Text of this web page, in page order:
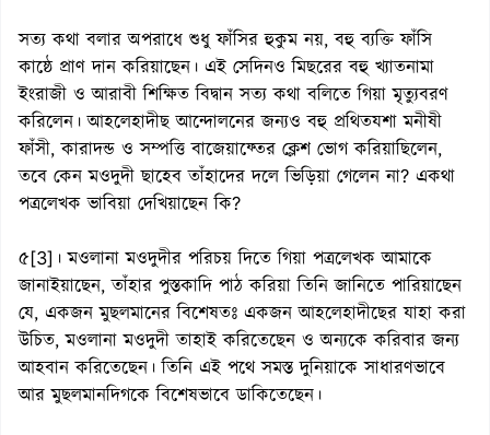
সত্য কথা বলার অপরাধে শুধু ফাঁসির হুকুম নয়, বহু ব্যক্তি ফাঁসি
কাষ্ঠে প্রাণ দান করিয়াছেন। এই সেদিনও মিছরের বহু খ্যাতনামা
ইংরাজী ও আরাবী শিক্ষিত বিদ্বান সত্য কথা বলিতে গিয়া মৃত্যুবরণ
করিলেন। আহলেহাদীছ আন্দোলনের জন্যও বহু প্রথিতযশা মনীষী
ফাঁসী, কারাদন্ড ও সম্পত্তি বাজেয়াফ্তের ক্লেশ ভোগ করিয়াছিলেন,
তবে কেন মওদুদী ছাহেব তাঁহাদের দলে ভিড়িয়া গেলেন না? একথা
পত্রলেখক ভাবিয়া দেখিয়াছেন কি?
৫[3]। মওলানা মওদুদীর পরিচয় দিতে গিয়া পত্রলেখক আমাকে
জানাইয়াছেন, তাঁহার পুস্তকাদি পাঠ করিয়া তিনি জানিতে পারিয়াছেন
যে, একজন মুছলমানের বিশেষতঃ একজন আহলেহাদীছের যাহা করা
উচিত, মওলানা মওদুদী তাহাই করিতেছেন ও অন্যকে করিবার জন্য
আহবান করিতেছেন। তিনি এই পথে সমস্ত দুনিয়াকে সাধারণভাবে
আর মুছলমানদিগকে বিশেষভাবে ডাকিতেছেন।